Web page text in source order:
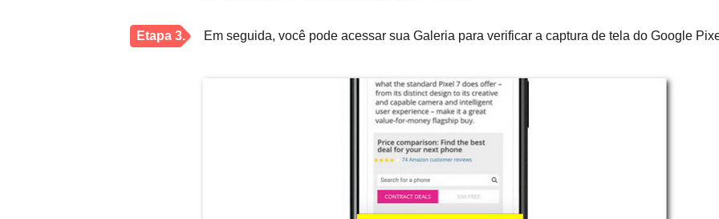
Etapa 3. Em seguida, você pode acessar sua Galeria para verificar a captura de tela do Google